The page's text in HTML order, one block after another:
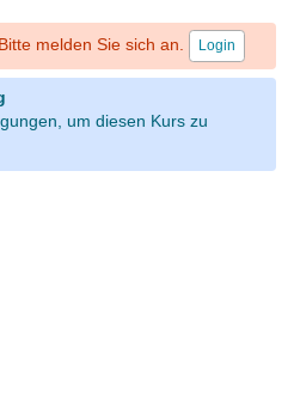
melden Sie sich an. Login
um diesen Kurs zu